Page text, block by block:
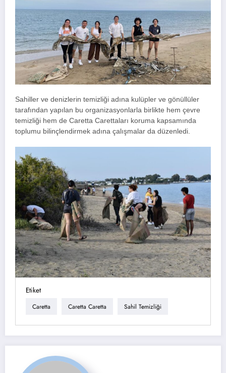
Sahiller ve denizlerin temizliği adına kulüpler ve gönüllüler
tarafından yapılan bu organizasyonlarla birlikte hem çevre
temizliği hem de Caretta Carettaları koruma kapsamında
toplumu bilinçlendirmek adına çalışmalar da düzenledi.
Etiket
Caretta Caretta Caretta Sahil Temizliği